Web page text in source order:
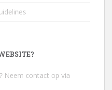
Neem contact op via